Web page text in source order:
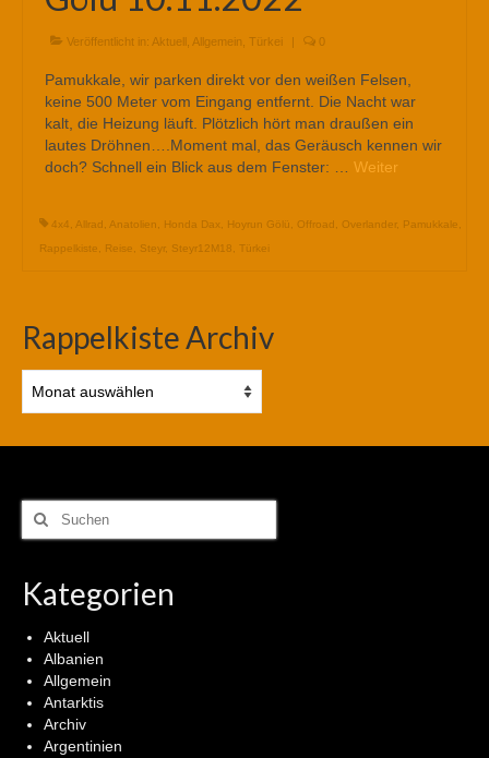
Veröffentlicht in: Aktuell Allgemein Türkei | 0
Pamukkale, wir parken direkt vor den weißen Felsen,
keine 500 Meter vom Eingang entfernt. Die Nacht war
kalt, die Heizung läuft. Plötzlich hört man draußen ein
lautes Dröhnen….Moment mal, das Geräusch kennen wir
doch? Schnell ein Blick aus dem Fenster: … Weiter
4x4 Allrad Anatolien Honda Dax Hoyrun Gölü Offroad Overlander, Pamukkale
Rappelkiste
Reise Steyr, Steyr12M18 Türkei
Rappelkiste Archiv
Archiv
Suchen
nach:
Kategorien
Aktuell
Albanien
Allgemein
Antarktis
Archiv
Argentinien